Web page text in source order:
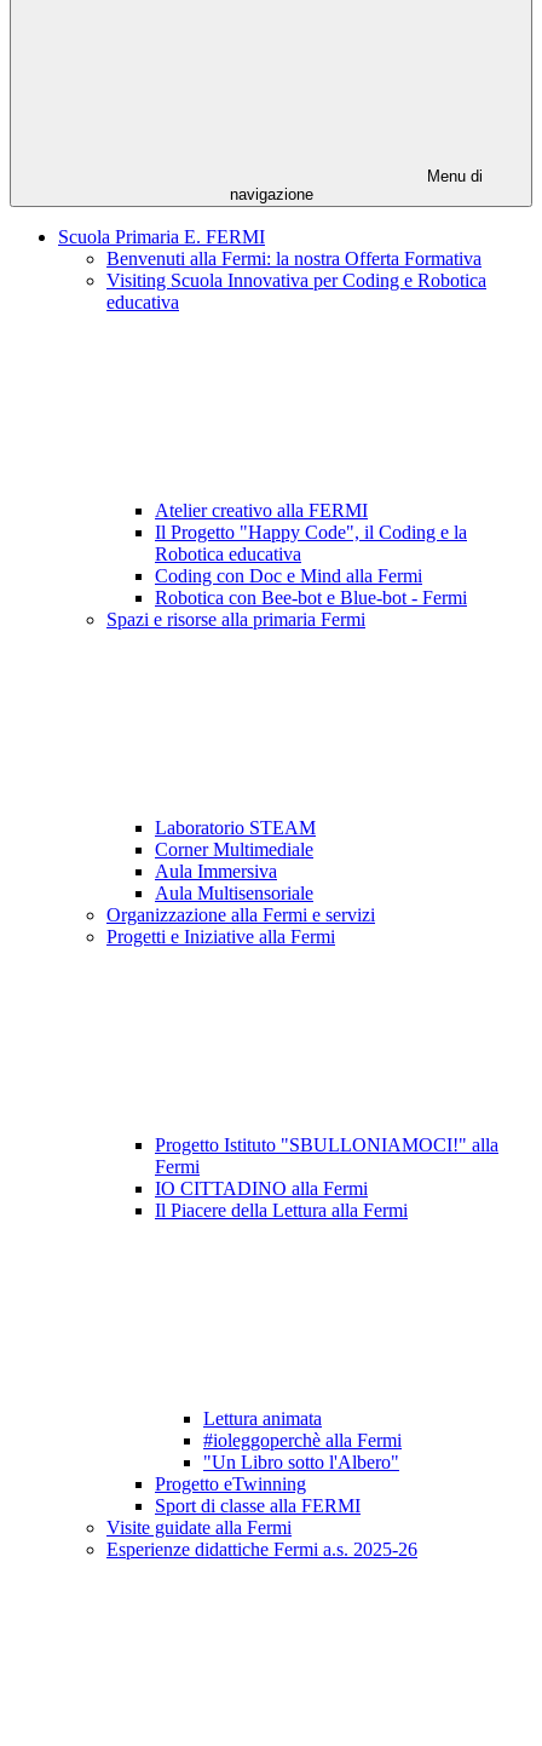
Menu di
navigazione
Scuola Primaria E. FERMI
Benvenuti alla Fermi: la nostra Offerta Formativa
Visiting Scuola Innovativa per Coding e Robotica
educativa
Atelier creativo alla FERMI
Il Progetto "Happy Code", il Coding e la
Robotica educativa
Coding con Doc e Mind alla Fermi
Robotica con Bee-bot e Blue-bot - Fermi
Spazi e risorse alla primaria Fermi
Laboratorio STEAM
Corner Multimediale
Aula Immersiva
Aula Multisensoriale
Organizzazione alla Fermi e servizi
Progetti e Iniziative alla Fermi
Progetto Istituto "SBULLONIAMOCI!" alla
Fermi
IO CITTADINO alla Fermi
Il Piacere della Lettura alla Fermi
Lettura animata
#ioleggoperchè alla Fermi
"Un Libro sotto l'Albero"
Progetto eTwinning
Sport di classe alla FERMI
Visite guidate alla Fermi
Esperienze didattiche Fermi a.s. 2025-26